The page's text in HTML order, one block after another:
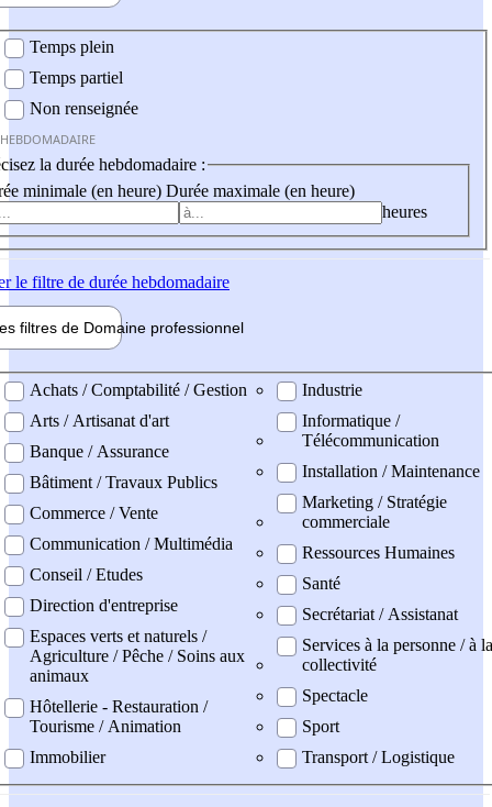
Temps plein
Temps partiel
Non renseignée
la durée hebdomadaire :
minimale (en heure) Durée maximale (en heure)
heures
le filtre de durée hebdomadaire
filtres de Domaine professionnel
professionel
Achats / Comptabilité / Gestion
Arts / Artisanat d'art
Banque / Assurance
Bâtiment / Travaux Publics
Commerce / Vente
Communication / Multimédia
Conseil / Etudes
Direction d'entreprise
Espaces verts et naturels /
Agriculture / Pêche / Soins aux
animaux
Hôtellerie - Restauration /
Tourisme / Animation
Immobilier
Industrie
Informatique /
Télécommunication
Installation / Maintenance
Marketing / Stratégie
commerciale
Ressources Humaines
Santé
Secrétariat / Assistanat
Services à la personne / à la
collectivité
Spectacle
Sport
Transport / Logistique